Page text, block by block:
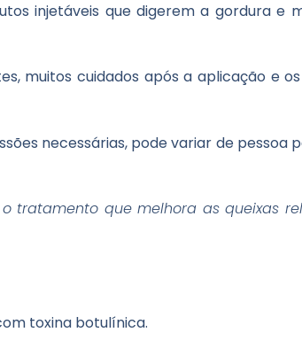
injetáveis que digerem a gordura e
muitos cuidados após a aplicação e
necessárias, pode variar de pessoa
tratamento que melhora as queixas
toxina botulínica.